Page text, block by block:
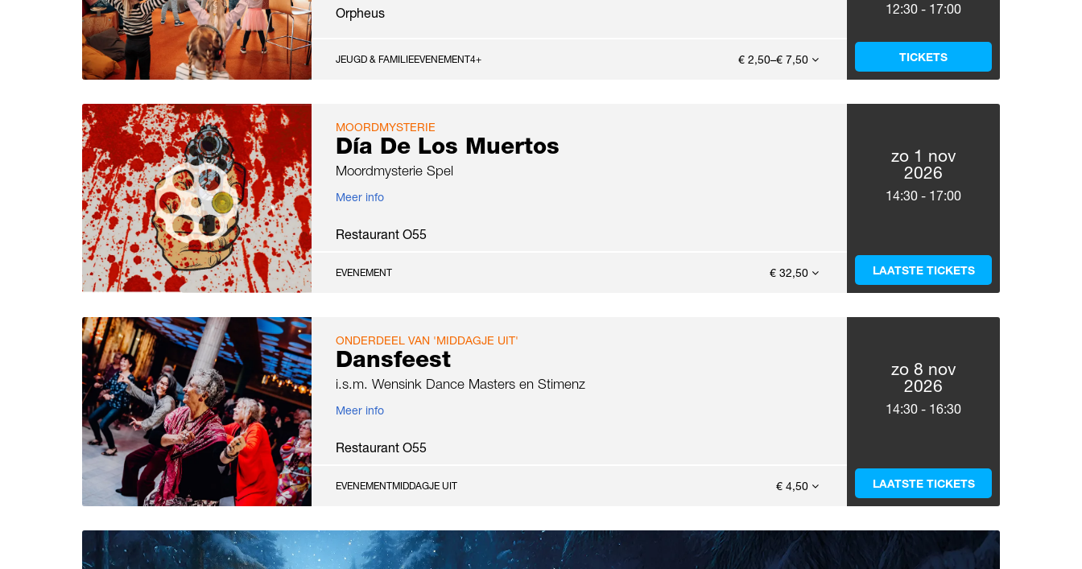
Orpheus
JEUGD & FAMILIEEVENEMENT4+ € 2,50–€ 7,50
12:30 - 17:00
TICKETS
Día De Los Muertos
Moordmysterie Spel
MOORDMYSTERIE
Meer info
Restaurant O55
EVENEMENT € 32,50
zo 1 nov
2026
14:30 - 17:00
LAATSTE TICKETS
Dansfeest
i.s.m. Wensink Dance Masters en Stimenz
ONDERDEEL VAN 'MIDDAGJE UIT'
Meer info
Restaurant O55
EVENEMENTMIDDAGJE UIT € 4,50
zo 8 nov
2026
14:30 - 16:30
LAATSTE TICKETS